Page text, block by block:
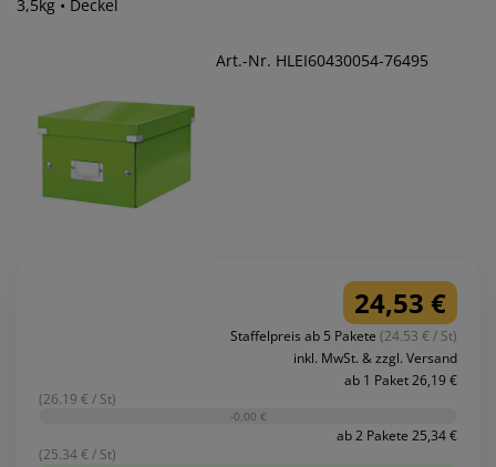
3,5kg • Deckel
Art.-Nr. HLEI60430054-76495
24,53 €
Staffelpreis ab 5 Pakete (24.53 € / St)
inkl. MwSt. & zzgl. Versand
ab 1 Paket 26,19 €
(26.19 € / St)
-0,00 €
ab 2 Pakete 25,34 €
(25.34 € / St)